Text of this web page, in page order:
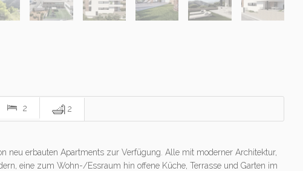
2 2
neu erbauten Apartments zur Verfügung. Alle mit moderner Architektur,
eine zum Wohn-/Essraum hin offene Küche, Terrasse und Garten im